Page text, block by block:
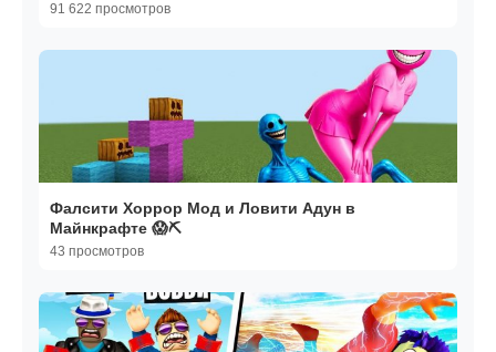
91 622 просмотров
Фалсити Хоррор Мод и Ловити Адун в
Майнкрафте 😱⛏️
43 просмотров